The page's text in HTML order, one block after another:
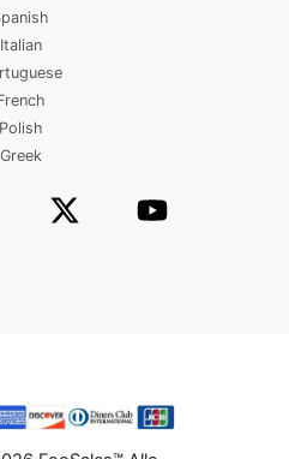
Italian
Polish
Greek